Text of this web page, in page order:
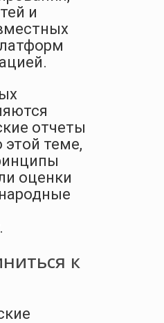
и
отчеты
этой теме,
оценки
к